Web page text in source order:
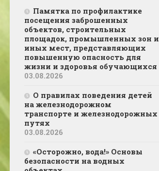
Памятка по профилактике
посещения заброшенных
объектов, строительных
площадок, промышленных зон и
иных мест, представляющих
повышенную опасность для
жизни и здоровья обучающихся
03.08.2026
О правилах поведения детей
на железнодорожном
транспорте и железнодорожных
путях
03.08.2026
«Осторожно, вода!» Основы
безопасности на водных